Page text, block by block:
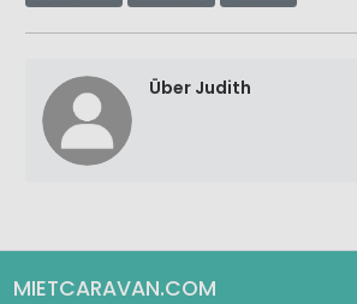
Über Judith
MIETCARAVAN.COM